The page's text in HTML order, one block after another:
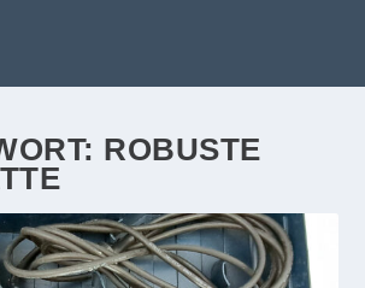
ROBUSTE